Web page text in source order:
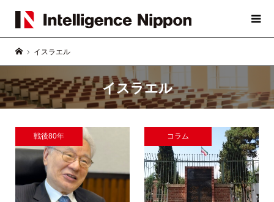
イスラエル
イスラエル
戦後80年 コラム